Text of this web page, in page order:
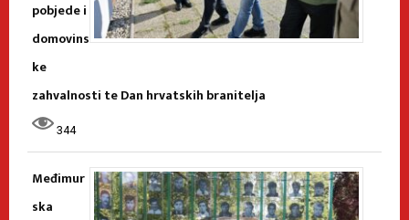
pobjede i
domovins
ke
zahvalnosti te Dan hrvatskih branitelja
344
Međimur
ska